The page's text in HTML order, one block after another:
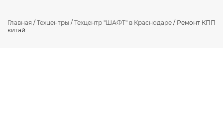
Главная / Техцентры / Техцентр "ШАФТ" в Краснодаре / Ремонт КПП
китай